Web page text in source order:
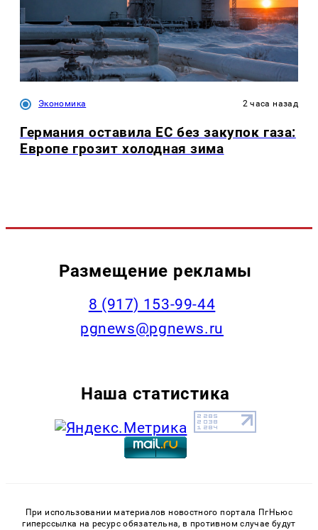
Экономика 2 часа назад
Германия оставила ЕС без закупок газа:
Европе грозит холодная зима
Размещение рекламы
‭8 (917) 153-99-44
pgnews@pgnews.ru
Наша статистика
При использовании материалов новостного портала ПгНьюс
гиперссылка на ресурс обязательна, в противном случае будут